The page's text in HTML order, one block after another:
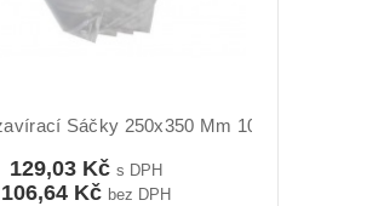
Sáčky 250x350 Mm 100ks
129,03 Kč s DPH
106,64 Kč bez DPH